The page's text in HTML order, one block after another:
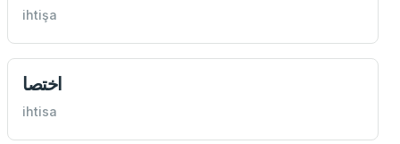
ihtişa
اختصا
ihtisa